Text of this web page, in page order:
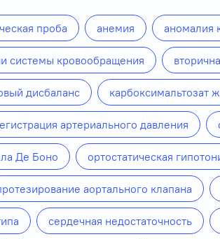
проба анемия аномалия
системы кровообращения
дисбаланс карбоксимальтозат
артериального давления
Де Боно ортостатическая
аортального клапана
сердечная недостаточность